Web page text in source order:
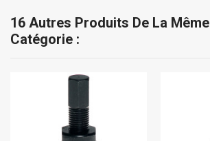
16 Autres Produits De La Même
Catégorie :